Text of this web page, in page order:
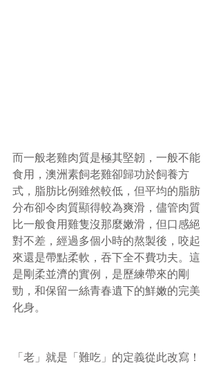
而一般老雞肉質是極其堅韌，一般不能
食用，澳洲素飼老雞卻歸功於飼養方
式，脂肪比例雖然較低，但平均的脂肪
分布卻令肉質顯得較為爽滑，儘管肉質
比一般食用雞隻沒那麼嫩滑，但口感絕
對不差，經過多個小時的熬製後，咬起
來還是帶點柔軟，吞下全不費功夫。這
是剛柔並濟的實例，是歷練帶來的剛
勁，和保留一絲青春遺下的鮮嫩的完美
化身。
「老」就是「難吃」的定義從此改寫！